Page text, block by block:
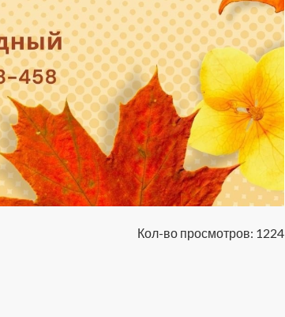
Кол-во просмотров: 1224